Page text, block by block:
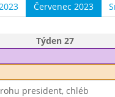
Červenec 2023
Týden 27
president, chléb